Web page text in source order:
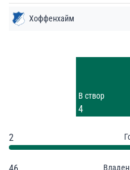
Хоффенхайм
В створ
4
2